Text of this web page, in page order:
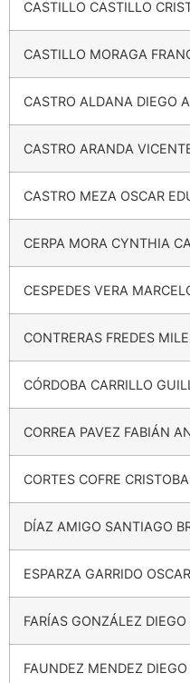
CASTILLO CASTILLO
CASTILLO MORAGA
CASTRO ALDANA DIEGO
CASTRO ARANDA
CASTRO MEZA OSCAR
CERPA MORA CYNTHIA
CESPEDES VERA
CONTRERAS FREDES
CÓRDOBA CARRILLO
CORREA PAVEZ FABIÁN
CORTES COFRE
DÍAZ AMIGO SANTIAGO
ESPARZA GARRIDO
FARÍAS GONZÁLEZ
FAUNDEZ MENDEZ